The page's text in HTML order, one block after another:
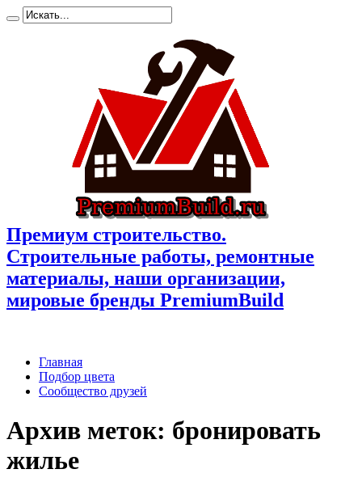
Премиум cтроительство.
Cтроительные работы, ремонтные
материалы, наши организации,
мировые бренды PremiumBuild
Главная
Подбор цвета
Сообщество друзей
Архив меток: бронировать
жилье